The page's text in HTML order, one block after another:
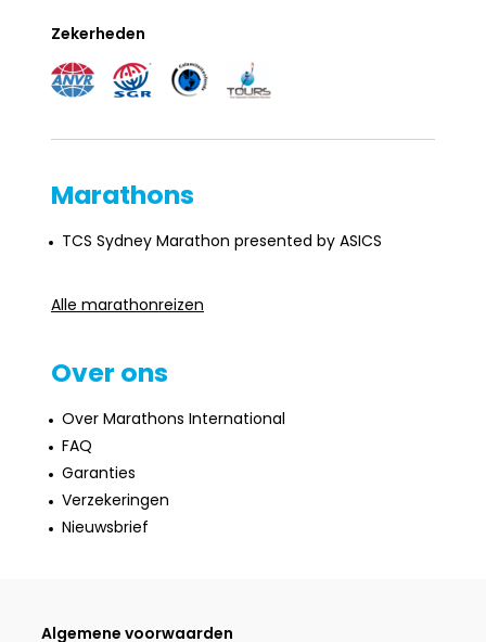
Zekerheden
Marathons
TCS Sydney Marathon presented by ASICS
Alle marathonreizen
Over ons
Over Marathons International
FAQ
Garanties
Verzekeringen
Nieuwsbrief
Algemene voorwaarden